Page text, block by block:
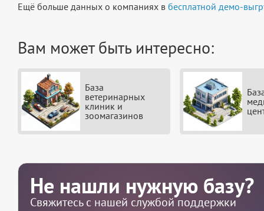
Ещё больше данных о компаниях в бесплатной демо-
Вам может быть интересно:
База
ветеринарных
клиник и
зоомагазинов
Не нашли нужную базу?
Свяжитесь с нашей службой поддержки